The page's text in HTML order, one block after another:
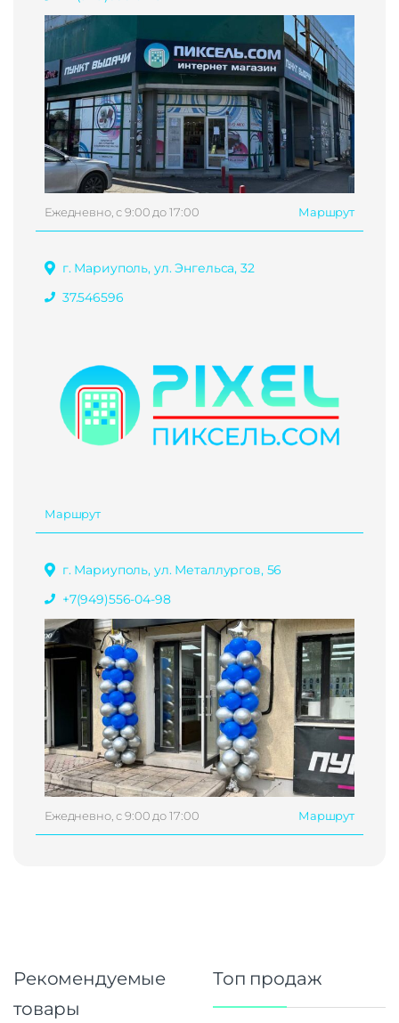
Ежедневно, с 9:00 до 17:00 Маршрут
г. Мариуполь, ул. Энгельса, 32
37.546596
Маршрут
г. Мариуполь, ул. Металлургов, 56
+7(949)556-04-98
Ежедневно, с 9:00 до 17:00 Маршрут
Рекомендуемые
товары
Топ продаж